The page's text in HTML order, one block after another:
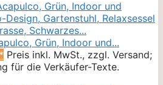
Grün, Indoor und...
Preis inkl. MwSt., zzgl. Versand;
für die Verkäufer-Texte.